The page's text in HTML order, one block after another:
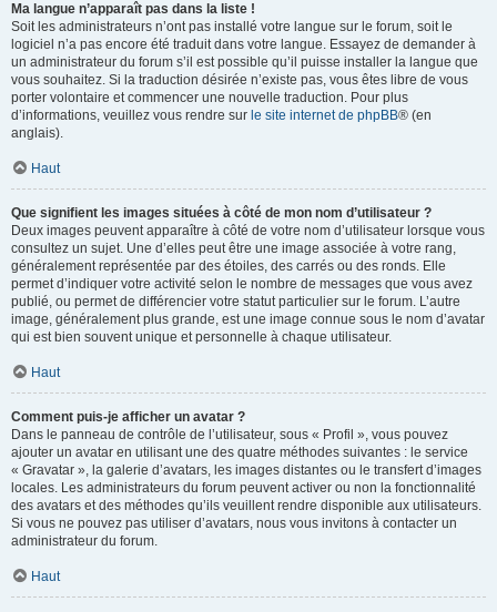
Ma langue n’apparaît pas dans la liste !
Soit les administrateurs n’ont pas installé votre langue sur le forum, soit le
logiciel n’a pas encore été traduit dans votre langue. Essayez de demander à
un administrateur du forum s’il est possible qu’il puisse installer la langue que
vous souhaitez. Si la traduction désirée n’existe pas, vous êtes libre de vous
porter volontaire et commencer une nouvelle traduction. Pour plus
d’informations, veuillez vous rendre sur le site internet de phpBB® (en
anglais).
Haut
Que signifient les images situées à côté de mon nom d’utilisateur ?
Deux images peuvent apparaître à côté de votre nom d’utilisateur lorsque vous
consultez un sujet. Une d’elles peut être une image associée à votre rang,
généralement représentée par des étoiles, des carrés ou des ronds. Elle
permet d’indiquer votre activité selon le nombre de messages que vous avez
publié, ou permet de différencier votre statut particulier sur le forum. L’autre
image, généralement plus grande, est une image connue sous le nom d’avatar
qui est bien souvent unique et personnelle à chaque utilisateur.
Haut
Comment puis-je afficher un avatar ?
Dans le panneau de contrôle de l’utilisateur, sous « Profil », vous pouvez
ajouter un avatar en utilisant une des quatre méthodes suivantes : le service
« Gravatar », la galerie d’avatars, les images distantes ou le transfert d’images
locales. Les administrateurs du forum peuvent activer ou non la fonctionnalité
des avatars et des méthodes qu’ils veuillent rendre disponible aux utilisateurs.
Si vous ne pouvez pas utiliser d’avatars, nous vous invitons à contacter un
administrateur du forum.
Haut